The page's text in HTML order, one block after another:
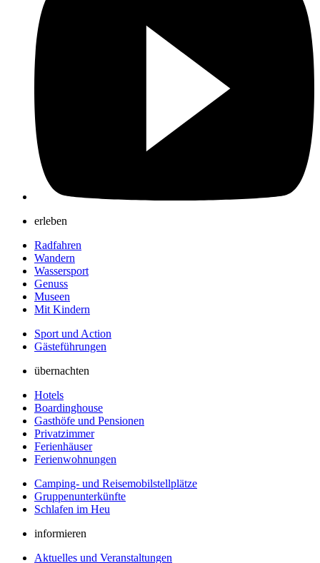
erleben
Radfahren
Wandern
Wassersport
Genuss
Museen
Mit Kindern
Sport und Action
Gästeführungen
übernachten
Hotels
Boardinghouse
Gasthöfe und Pensionen
Privatzimmer
Ferienhäuser
Ferienwohnungen
Camping- und Reisemobilstellplätze
Gruppenunterkünfte
Schlafen im Heu
informieren
Aktuelles und Veranstaltungen